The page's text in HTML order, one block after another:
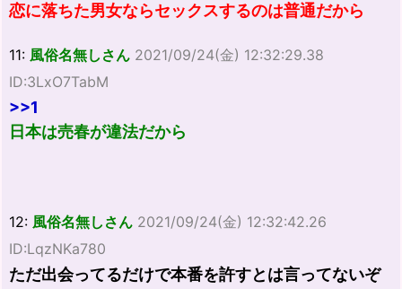
恋に落ちた男女ならセックスするのは普通だから
11: 風俗名無しさん 2021/09/24(金) 12:32:29.38
ID:3LxO7TabM
>>1
日本は売春が違法だから
12: 風俗名無しさん 2021/09/24(金) 12:32:42.26
ID:LqzNKa780
ただ出会ってるだけで本番を許すとは言ってないぞ